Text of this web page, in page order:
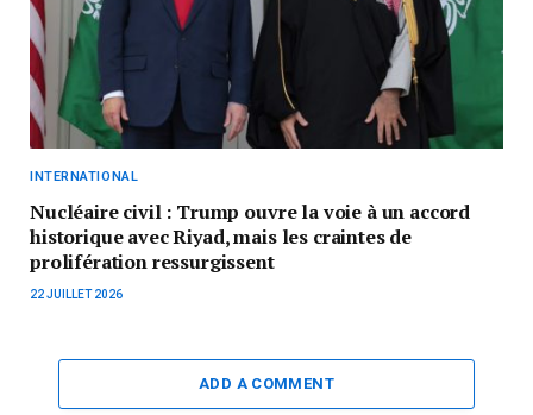
INTERNATIONAL
Nucléaire civil : Trump ouvre la voie à un accord
historique avec Riyad, mais les craintes de
prolifération ressurgissent
22 JUILLET 2026
ADD A COMMENT